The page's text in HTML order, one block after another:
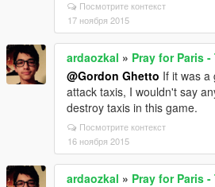
Посмотрите контекст
17 ноября 2015
ardaozkal » Pray for Paris
@Gordon Ghetto If it was a
attack taxis, I wouldn't say
destroy taxis in this game.
Посмотрите контекст
16 ноября 2015
ardaozkal » Pray for Paris